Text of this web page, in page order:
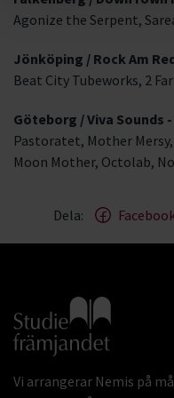
Agonize the Serpent,
Jönköping / Rock Am
Beat City Tubeworks, 2
Göteborg / Viva Sounds
Pastoratet, Mother
Moon Mother, Octolab,
Dela:
Gå till studiefrämjandets
Vi arrangerar Nemis på